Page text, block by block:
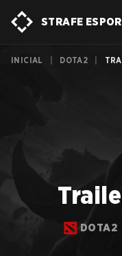
STRAFE
INICIAL DOTA2
DOTA2